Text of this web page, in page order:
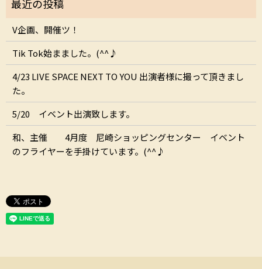
V企画、開催ツ！
Tik Tok始まました。(^^♪
4/23 LIVE SPACE NEXT TO YOU 出演者様に撮って頂きまし
た。
5/20 イベント出演致します。
和、主催 4月度 尼崎ショッピングセンター イベント
のフライヤーを手掛けています。(^^♪